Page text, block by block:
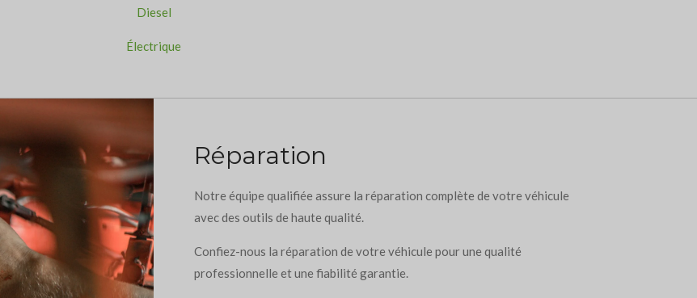
Diesel
Électrique
Réparation
Notre équipe qualifiée assure la réparation complète de votre véhicule
avec des outils de haute qualité.
Confiez-nous la réparation de votre véhicule pour une qualité
professionnelle et une fiabilité garantie.